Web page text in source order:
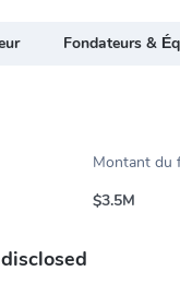
Fondateurs &
Montant du
$3.5M